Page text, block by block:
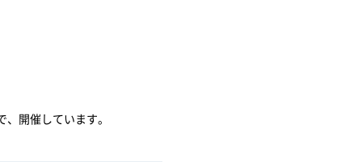
開催しています。